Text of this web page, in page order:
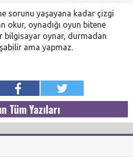
sorunu yaşayana kadar çizgi
okur, oynadığı oyun bitene
bilgisayar oynar, durmadan
ama yapmaz.
Tüm Yazıları